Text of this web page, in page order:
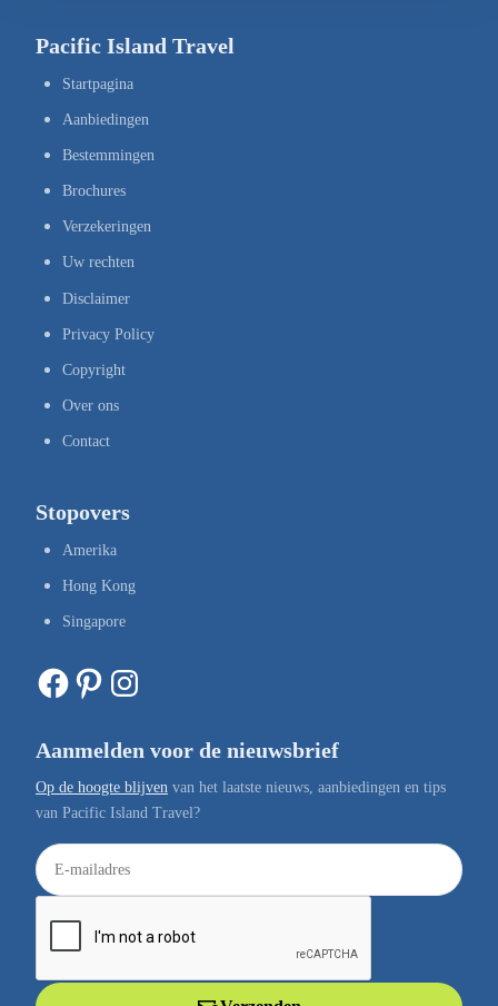
Pacific Island Travel
Startpagina
Aanbiedingen
Bestemmingen
Brochures
Verzekeringen
Uw rechten
Disclaimer
Privacy Policy
Copyright
Over ons
Contact
Stopovers
Amerika
Hong Kong
Singapore
Facebook Pinterest Instagram
Aanmelden voor de nieuwsbrief
Op de hoogte blijven van het laatste nieuws, aanbiedingen en tips
van Pacific Island Travel?
E
-